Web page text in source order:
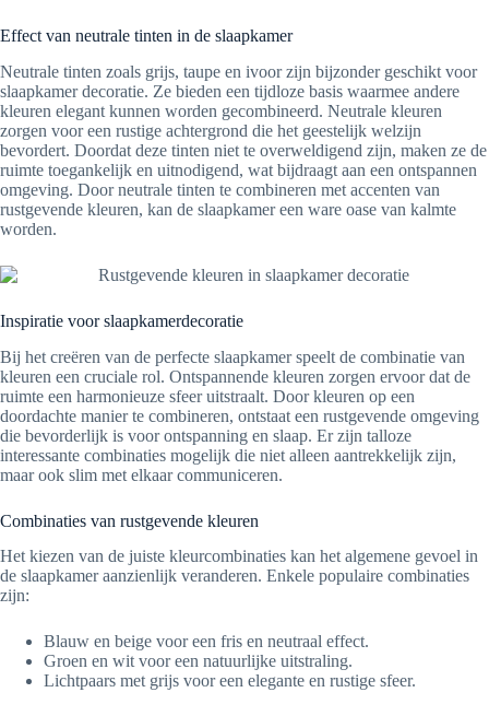
Effect van neutrale tinten in de slaapkamer
Neutrale tinten zoals grijs, taupe en ivoor zijn bijzonder geschikt voor
slaapkamer decoratie. Ze bieden een tijdloze basis waarmee andere
kleuren elegant kunnen worden gecombineerd. Neutrale kleuren
zorgen voor een rustige achtergrond die het geestelijk welzijn
bevordert. Doordat deze tinten niet te overweldigend zijn, maken ze de
ruimte toegankelijk en uitnodigend, wat bijdraagt aan een ontspannen
omgeving. Door neutrale tinten te combineren met accenten van
rustgevende kleuren, kan de slaapkamer een ware oase van kalmte
worden.
Inspiratie voor slaapkamerdecoratie
Bij het creëren van de perfecte slaapkamer speelt de combinatie van
kleuren een cruciale rol. Ontspannende kleuren zorgen ervoor dat de
ruimte een harmonieuze sfeer uitstraalt. Door kleuren op een
doordachte manier te combineren, ontstaat een rustgevende omgeving
die bevorderlijk is voor ontspanning en slaap. Er zijn talloze
interessante combinaties mogelijk die niet alleen aantrekkelijk zijn,
maar ook slim met elkaar communiceren.
Combinaties van rustgevende kleuren
Het kiezen van de juiste kleurcombinaties kan het algemene gevoel in
de slaapkamer aanzienlijk veranderen. Enkele populaire combinaties
zijn:
Blauw en beige voor een fris en neutraal effect.
Groen en wit voor een natuurlijke uitstraling.
Lichtpaars met grijs voor een elegante en rustige sfeer.